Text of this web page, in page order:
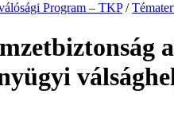
Program – TKP /